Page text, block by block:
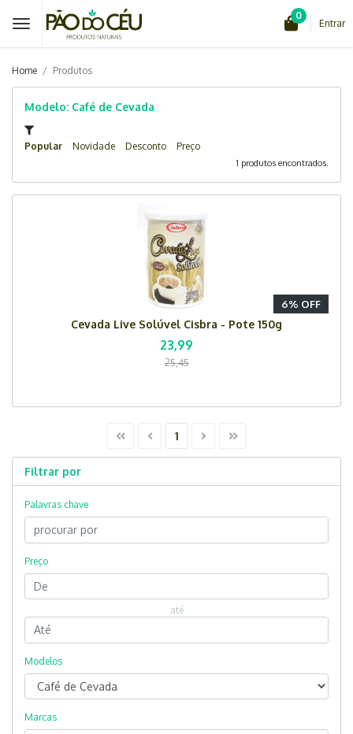
0
Entrar
Home Produtos
Modelo: Café de Cevada
Popular Novidade Desconto
Preço
1 produtos encontrados.
6% OFF
Cevada Live Solúvel Cisbra - Pote 150g
23,99
25,45
1
Filtrar por
Palavras chave
Preço
até
Modelos
Marcas